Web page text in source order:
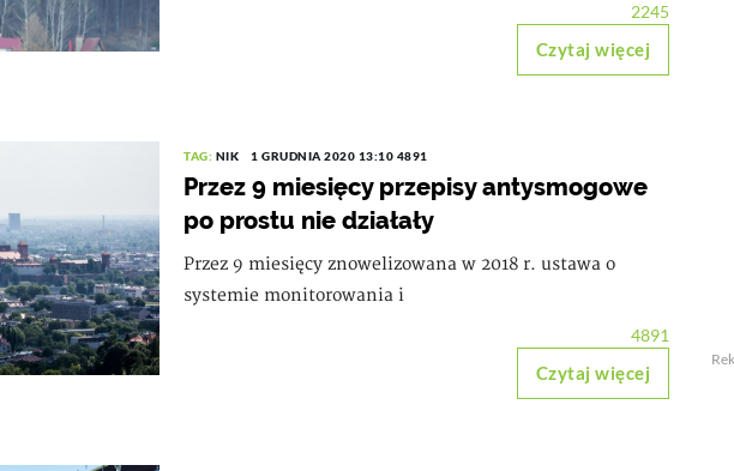
2245
Czytaj więcej
TAG: NIK 1 GRUDNIA 2020 13:10 4891
Przez 9 miesięcy przepisy antysmogowe
po prostu nie działały
Przez 9 miesięcy znowelizowana w 2018 r. ustawa o
systemie monitorowania i
4891
Czytaj więcej